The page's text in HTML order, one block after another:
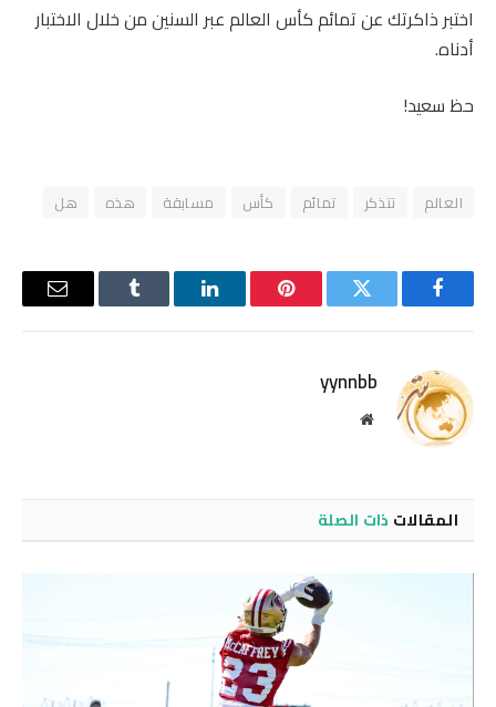
اختبر ذاكرتك عن تمائم كأس العالم عبر السنين من خلال الاختبار
أدناه.
حظ سعيد!
العالم تتذكر تمائم كأس مسابقة هذه هل
فيسبوك تويتر بينتيريستلينكدإن Tumblr
البريد
yynnbb
موقع
المقالات ذات الصلة